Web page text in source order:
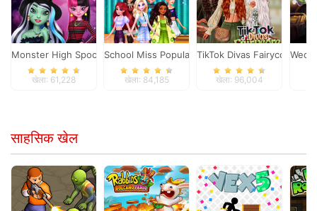
Monster High Spooky Fashion
खेला: 61,228
School Miss Popularity
खेला: 84,185
TikTok Divas Fairycore
खेला: 96,004
साहसिक खेल